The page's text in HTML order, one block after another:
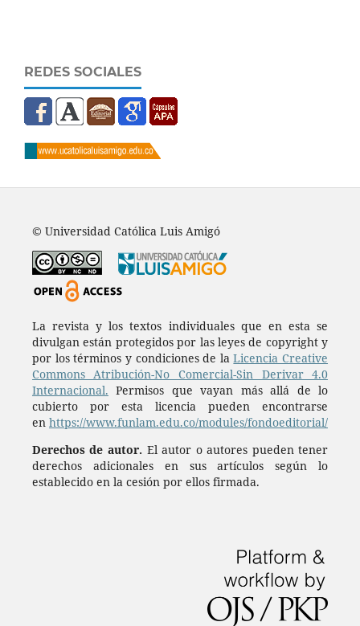
REDES SOCIALES
© Universidad Católica Luis Amigó
La revista y los textos individuales que en esta se
divulgan están protegidos por las leyes de copyright y
por los términos y condiciones de laLicencia Creative
Commons Atribución-No Comercial-Sin Derivar 4.0
Internacional. Permisos que vayan más allá de lo
cubierto por esta licencia pueden encontrarse
en https://www.funlam.edu.co/modules/fondoeditorial/
Derechos de autor. El autor o autores pueden tener
derechos adicionales en sus artículos según lo
establecido en la cesión por ellos firmada.